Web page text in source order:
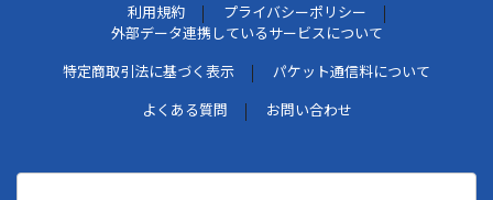
利用規約
プライバシーポリシー
外部データ連携しているサービスについて
特定商取引法に基づく表示
パケット通信料について
よくある質問
お問い合わせ